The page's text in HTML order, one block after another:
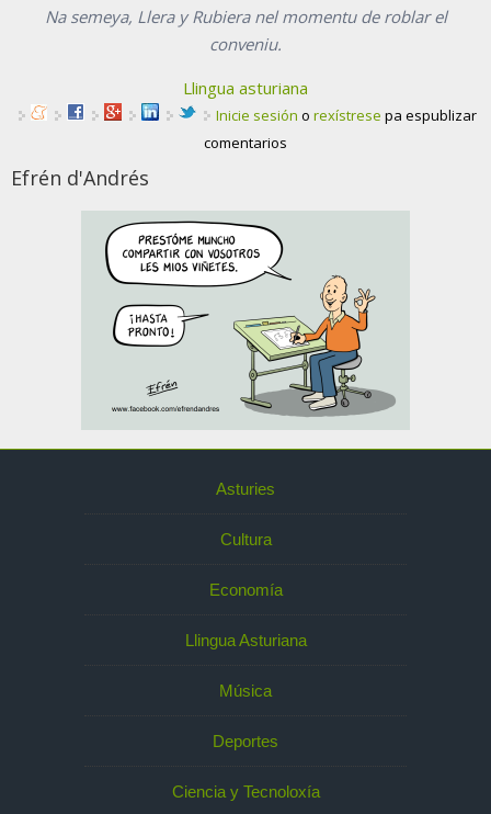
Na semeya, Llera y Rubiera nel momentu de roblar el
conveniu.
Llingua asturiana
Inicie sesión o rexístrese pa espublizar
comentarios
Efrén d'Andrés
Asturies
Cultura
Economía
Llingua Asturiana
Música
Deportes
Ciencia y Tecnoloxía